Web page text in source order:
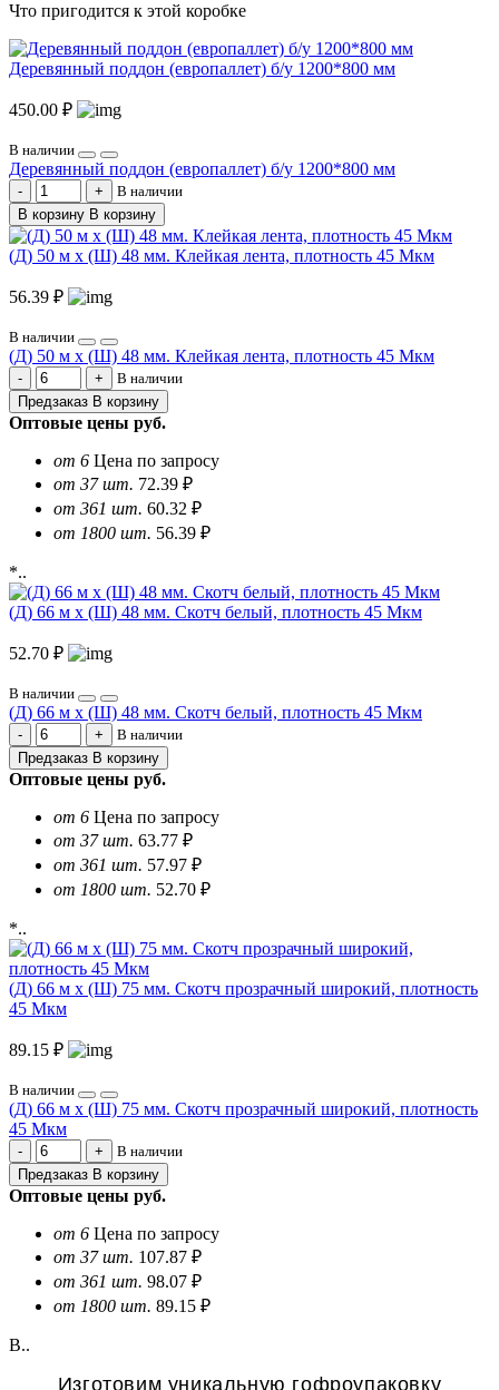
Что пригодится к этой коробке
Деревянный поддон (европаллет) б/у 1200*800 мм
450.00 ₽
В наличии
Деревянный поддон (европаллет) б/у 1200*800 мм
В наличии
В корзину В корзину
(Д) 50 м х (Ш) 48 мм. Клейкая лента, плотность 45 Мкм
56.39 ₽
В наличии
(Д) 50 м х (Ш) 48 мм. Клейкая лента, плотность 45 Мкм
В наличии
Предзаказ В корзину
Оптовые цены руб.
от 6 Цена по запросу
от 37 шт. 72.39 ₽
от 361 шт. 60.32 ₽
от 1800 шт. 56.39 ₽
*..
(Д) 66 м х (Ш) 48 мм. Скотч белый, плотность 45 Мкм
52.70 ₽
В наличии
(Д) 66 м х (Ш) 48 мм. Скотч белый, плотность 45 Мкм
В наличии
Предзаказ В корзину
Оптовые цены руб.
от 6 Цена по запросу
от 37 шт. 63.77 ₽
от 361 шт. 57.97 ₽
от 1800 шт. 52.70 ₽
*..
(Д) 66 м х (Ш) 75 мм. Скотч прозрачный широкий, плотность
45 Мкм
89.15 ₽
В наличии
(Д) 66 м х (Ш) 75 мм. Скотч прозрачный широкий, плотность
45 Мкм
В наличии
Предзаказ В корзину
Оптовые цены руб.
от 6 Цена по запросу
от 37 шт. 107.87 ₽
от 361 шт. 98.07 ₽
от 1800 шт. 89.15 ₽
В..
Изготовим уникальную гофроупаковку